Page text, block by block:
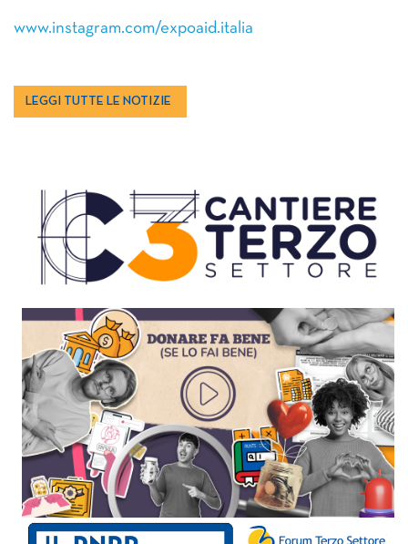
www.instagram.com/expoaid.italia
LEGGI TUTTE LE NOTIZIE